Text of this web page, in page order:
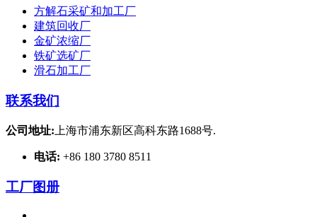
方解石采矿和加工厂
建筑回收厂
金矿浓缩厂
铁矿选矿厂
滑石加工厂
联系我们
公司地址: 上海市浦东新区高科东路1688号.
电话: +86 180 3780 8511
工厂图册